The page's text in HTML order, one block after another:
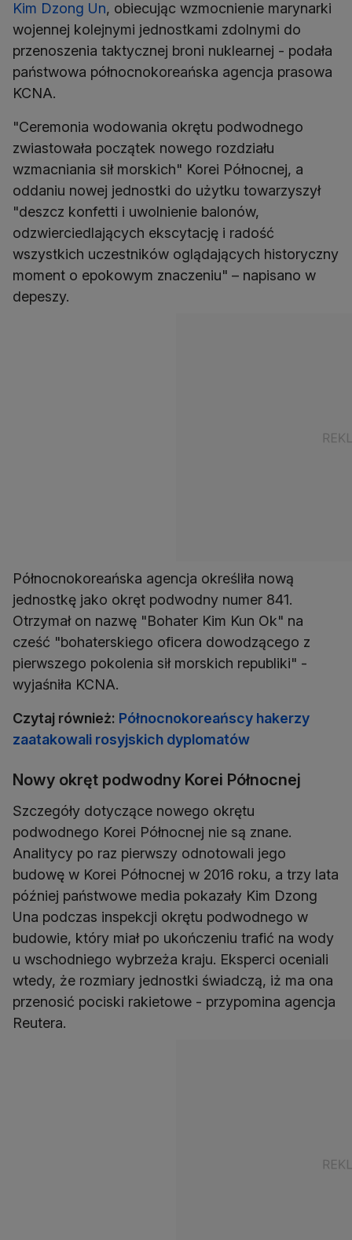
Kim Dzong Un, obiecując wzmocnienie marynarki
wojennej kolejnymi jednostkami zdolnymi do
przenoszenia taktycznej broni nuklearnej - podała
państwowa północnokoreańska agencja prasowa
KCNA.
"Ceremonia wodowania okrętu podwodnego
zwiastowała początek nowego rozdziału
wzmacniania sił morskich" Korei Północnej, a
oddaniu nowej jednostki do użytku towarzyszył
"deszcz konfetti i uwolnienie balonów,
odzwierciedlających ekscytację i radość
wszystkich uczestników oglądających historyczny
moment o epokowym znaczeniu" – napisano w
depeszy.
Północnokoreańska agencja określiła nową
jednostkę jako okręt podwodny numer 841.
Otrzymał on nazwę "Bohater Kim Kun Ok" na
cześć "bohaterskiego oficera dowodzącego z
pierwszego pokolenia sił morskich republiki" -
wyjaśniła KCNA.
Czytaj również: Północnokoreańscy hakerzy
zaatakowali rosyjskich dyplomatów
Nowy okręt podwodny Korei Północnej
Szczegóły dotyczące nowego okrętu
podwodnego Korei Północnej nie są znane.
Analitycy po raz pierwszy odnotowali jego
budowę w Korei Północnej w 2016 roku, a trzy lata
później państwowe media pokazały Kim Dzong
Una podczas inspekcji okrętu podwodnego w
budowie, który miał po ukończeniu trafić na wody
u wschodniego wybrzeża kraju. Eksperci oceniali
wtedy, że rozmiary jednostki świadczą, iż ma ona
przenosić pociski rakietowe - przypomina agencja
Reutera.